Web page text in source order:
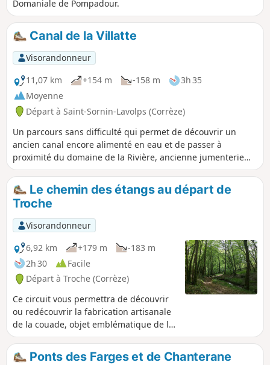
Domaniale de Pompadour.
Canal de la Villatte
Visorandonneur
11,07 km
+154 m -158 m
3h 35
Moyenne
Départ à Saint-Sornin-Lavolps (Corrèze)
Un parcours sans difficulté qui permet de découvrir un
ancien canal encore alimenté en eau et de passer à
proximité du domaine de la Rivière, ancienne jumenterie
des Haras Nationaux, actuellement centre d'entraînement
sportif.Le chemin des étangs au départ de
Troche
Visorandonneur
6,92 km
+179 m
-183 m
2h 30
Facile
Départ à Troche (Corrèze)
Ce circuit vous permettra de découvrir
ou redécouvrir la fabrication artisanale
de la couade, objet emblématique de la
commune de Troche, que l'on retrouvait
dans tous les foyers.
Ponts des Farges et de Chanterane